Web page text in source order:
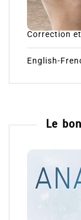
Correction
English-
Le